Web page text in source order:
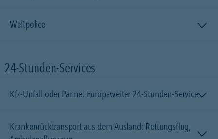
Weltpolice
24-Stunden-Services
Kfz-Unfall oder Panne: Europaweiter 24-Stunden-Service
Krankenrücktransport aus dem Ausland: Rettungsflug,